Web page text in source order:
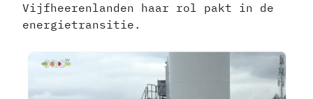
Vijfheerenlanden haar rol pakt in de
energietransitie.